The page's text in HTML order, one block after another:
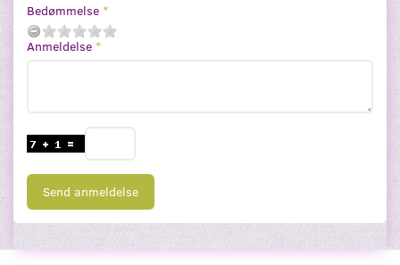
Bedømmelse
Anmeldelse
Send anmeldelse